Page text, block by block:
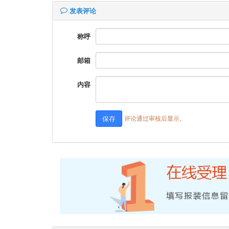
发表评论
称呼
邮箱
内容
评论通过审核后显示。